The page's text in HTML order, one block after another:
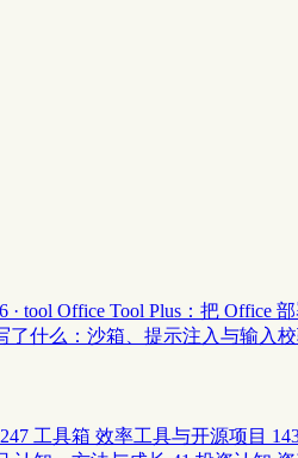
· tool Office Tool Plus：把 Office
了什么：沙箱、提示注入与输入
247 工具箱 效率工具与开源项目